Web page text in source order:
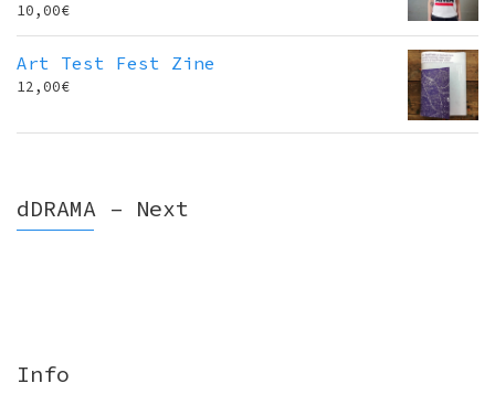
10,00€
Art Test Fest Zine
12,00€
dDRAMA – Next
Info